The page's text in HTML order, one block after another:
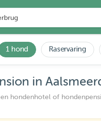
1 hond Raservaring
in
hondenhotel of